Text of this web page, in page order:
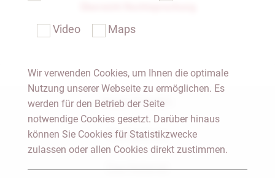
Notar Dresden
Fachgebiete
Das Notariat
Video Maps
Wir verwenden Cookies, um Ihnen die optimale
Nutzung unserer Webseite zu ermöglichen. Es
werden für den Betrieb der Seite
notwendige Cookies gesetzt. Darüber hinaus
können Sie Cookies für Statistikzwecke
zulassen oder allen Cookies direkt zustimmen.